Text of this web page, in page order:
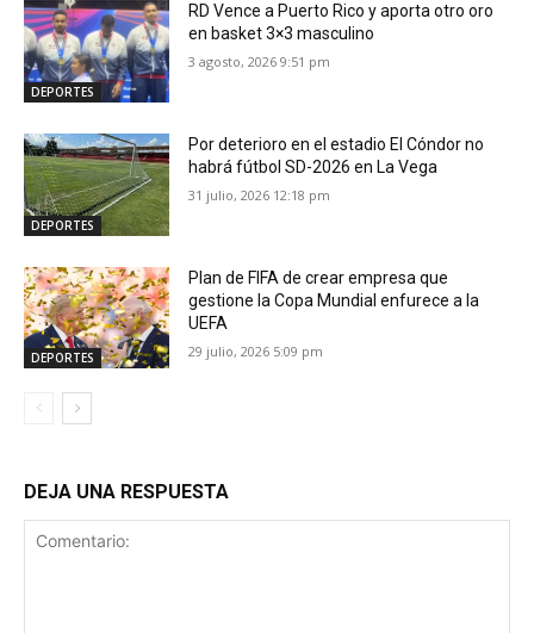
DEPORTES
RD Vence a Puerto Rico y aporta otro oro
en basket 3×3 masculino
3 agosto, 2026 9:51 pm
DEPORTES
Por deterioro en el estadio El Cóndor no
habrá fútbol SD-2026 en La Vega
31 julio, 2026 12:18 pm
DEPORTES
Plan de FIFA de crear empresa que
gestione la Copa Mundial enfurece a la
UEFA
29 julio, 2026 5:09 pm
DEJA UNA RESPUESTA